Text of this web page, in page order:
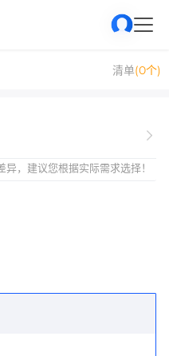
清单(0个)
，建议您根据实际需求选择！